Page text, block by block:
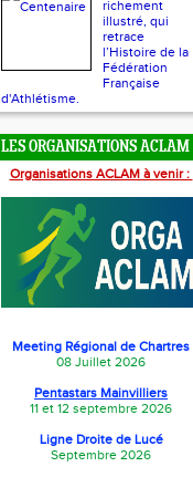
richement
illustré, qui
retrace
l’Histoire de la
Fédération
Française
d'Athlétisme.
LES ORGANISATIONS ACLAM
Organisations ACLAM à venir :
Meeting Régional de Chartres
08 Juillet 2026
Pentastars Mainvilliers
11 et 12 septembre 2026
Ligne Droite de Lucé
Septembre 2026